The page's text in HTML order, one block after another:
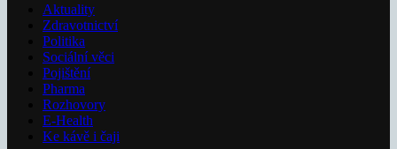
Aktuality
Zdravotnictví
Politika
Sociální věci
Pojištění
Pharma
Rozhovory
E-Health
Ke kávě i čaji